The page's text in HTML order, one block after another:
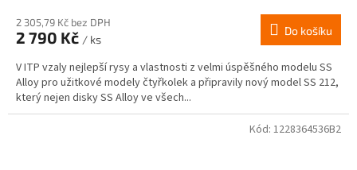
2 305,79 Kč bez DPH
2 790 Kč / ks
Do košíku
V ITP vzaly nejlepší rysy a vlastnosti z velmi úspěšného modelu SS
Alloy pro užitkové modely čtyřkolek a připravily nový model SS 212,
který nejen disky SS Alloy ve všech...
Kód: 1228364536B2